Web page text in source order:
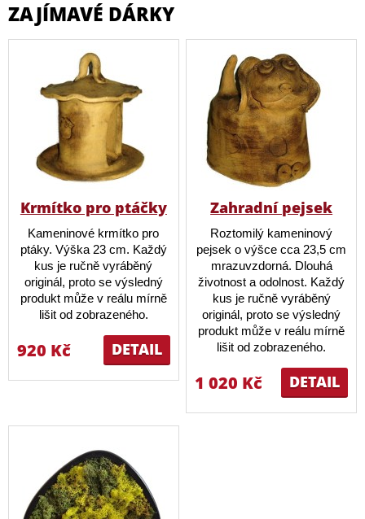
ZAJÍMAVÉ DÁRKY
Krmítko pro ptáčky
Kameninové krmítko pro
ptáky. Výška 23 cm. Každý
kus je ručně vyráběný
originál, proto se výsledný
produkt může v reálu mírně
lišit od zobrazeného.
DETAIL
920 Kč
Zahradní pejsek
Roztomilý kameninový
pejsek o výšce cca 23,5 cm
mrazuvzdorná. Dlouhá
životnost a odolnost. Každý
kus je ručně vyráběný
originál, proto se výsledný
produkt může v reálu mírně
lišit od zobrazeného.
DETAIL
1 020 Kč